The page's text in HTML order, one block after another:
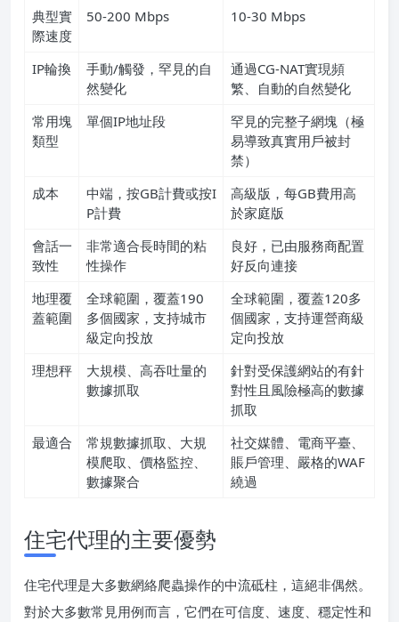
典型實
際速度
50-200 Mbps 10-30 Mbps
IP輪換
手動/觸發，罕見的自
然變化
通過CG-NAT實現頻
繁、自動的自然變化
常用塊
類型
單個IP地址段
罕見的完整子網塊（極
易導致真實用戶被封
禁）
成本
中端，按GB計費或按I
P計費
高級版，每GB費用高
於家庭版
會話一
致性
非常適合長時間的粘
性操作
良好，已由服務商配置
好反向連接
地理覆
蓋範圍
全球範圍，覆蓋190
多個國家，支持城市
級定向投放
全球範圍，覆蓋120多
個國家，支持運營商級
定向投放
理想秤
大規模、高吞吐量的
數據抓取
針對受保護網站的有針
對性且風險極高的數據
抓取
最適合
常規數據抓取、大規
模爬取、價格監控、
數據聚合
社交媒體、電商平臺、
賬戶管理、嚴格的WAF
繞過
住宅代理的主要優勢
住宅代理是大多數網絡爬蟲操作的中流砥柱，這絕非偶然。
對於大多數常見用例而言，它們在可信度、速度、穩定性和